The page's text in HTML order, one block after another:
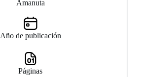
Amanuta
Año de publicación
Páginas